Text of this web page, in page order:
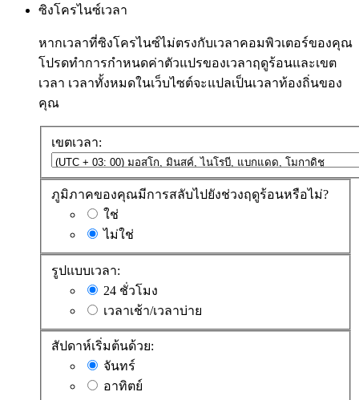
ซิงโครไนซ์เวลา
หากเวลาที่ซิงโครไนซ์ไม่ตรงกับเวลาคอมพิวเตอร์ของคุณ
โปรดทำการกำหนดค่าตัวแปรของเวลาฤดูร้อนและเขต
เวลา เวลาทั้งหมดในเว็บไซต์จะแปลเป็นเวลาท้องถิ่นของ
คุณ
เขตเวลา:
ภูมิภาคของคุณมีการสลับไปยังช่วงฤดูร้อนหรือไม่?
ใช่
ไม่ใช่
รูปแบบเวลา:
24 ชั่วโมง
เวลาเช้า/เวลาบ่าย
สัปดาห์เริ่มต้นด้วย:
จันทร์
อาทิตย์